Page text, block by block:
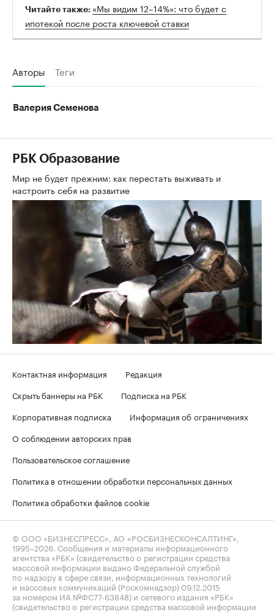
Читайте также: «Мы видим 12–14%»: что будет с
ипотекой после роста ключевой ставки
Авторы Теги
Валерия Семенова
РБК Образование
Мир не будет прежним: как перестать выживать и
настроить себя на развитие
Контактная информация
Редакция
Скрыть баннеры на РБК
Подписка на РБК
Корпоративная подписка
Информация об ограничениях
О соблюдении авторских прав
Пользовательское соглашение
Политика в отношении обработки персональных данных
Политика обработки файлов cookie
© ООО «БИЗНЕСПРЕСС», АО «РОСБИЗНЕСКОНСАЛТИНГ»,
1995–2026 . Сообщения и материалы информационного
агентства «РБК» (свидетельство о регистрации средства
массовой информации выдано Федеральной службой
по надзору в сфере связи, информационных технологий
и массовых коммуникаций (Роскомнадзор) 09.12.2015
за номером ИА №ФС77-63848) и сетевого издания «РБК»
(свидетельство о регистрации средства массовой информации